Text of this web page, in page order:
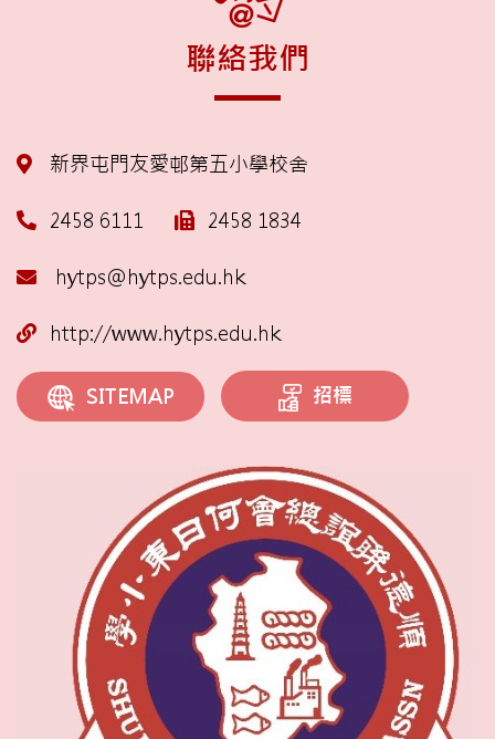
聯絡我們
新界屯門友愛邨第五小學校舍
2458 6111 2458 1834
hytps@hytps.edu.hk
http://www.hytps.edu.hk
SITEMAP 招標